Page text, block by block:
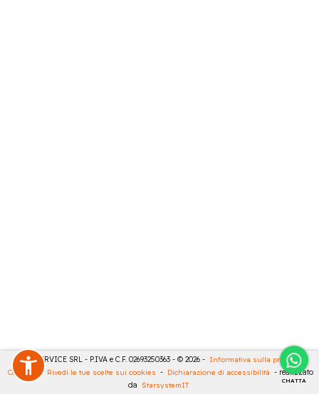
CHATTA
CASA SERVICE SRL - P.IVA e C.F. 02693250363 - © 2026 - Informativa sulla privacy -
Cookies
- Rivedi le tue scelte sui cookies - Dichiarazione di accessibilità - realizzato
da StarsystemIT